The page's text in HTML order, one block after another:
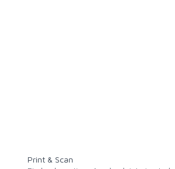
Print & Scan